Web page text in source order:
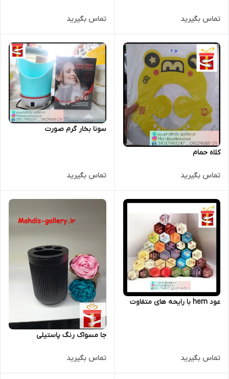
تماس بگیرید تماس بگیرید
کلاه حمام
تماس بگیرید
سونا بخار گرم صورت
تماس بگیرید
عود hem با رایحه های متفاوت
تماس بگیرید
جا مسواک رنگ پاستیلی
تماس بگیرید